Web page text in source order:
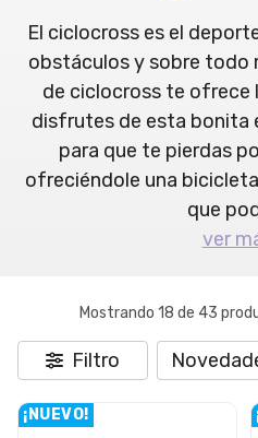
El ciclocross es el
obstáculos y sobre todo
de ciclocross te ofrece
disfrutes de esta bonita
para que te pierdas
ofreciéndole una
que
ver
Mostrando 18 de 43
Filtro
¡NUEVO!